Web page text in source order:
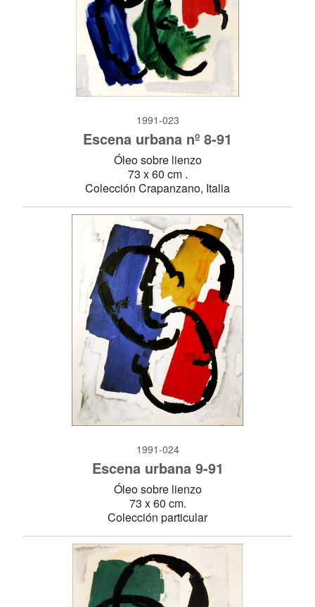
1991-023
Escena urbana nº 8-91
Óleo sobre lienzo
73 x 60 cm .
Colección Crapanzano, Italia
1991-024
Escena urbana 9-91
Óleo sobre lienzo
73 x 60 cm.
Colección particular